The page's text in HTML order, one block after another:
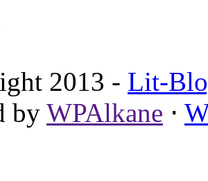
2013 - Lit-
by WPAlkane ⋅